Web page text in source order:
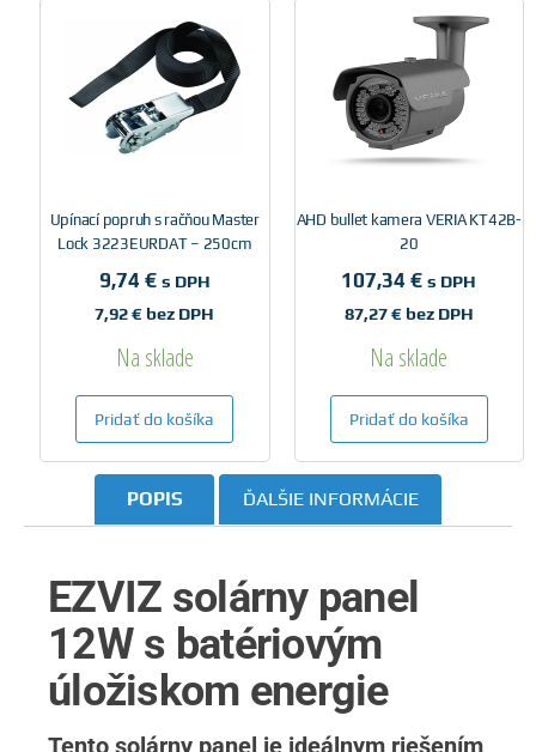
Upínací popruh s račňou Master
Lock 3223EURDAT – 250cm
9,74 € s DPH
7,92€ bez DPH
Na sklade
Pridať do košíka
AHD bullet kamera VERIA KT42B-
20
107,34€ s DPH
87,27€bez DPH
Na sklade
Pridať do košíka
POPIS ĎALŠIE INFORMÁCIE
EZVIZ solárny panel
12W s batériovým
úložiskom energie
Tento solárny panel je ideálnym riešením